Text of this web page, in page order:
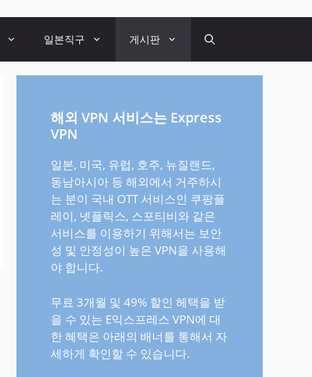
일본직구 게시판
해외 VPN 서비스는 Express
VPN
일본, 미국, 유럽, 호주, 뉴질랜드,
동남아시아 등 해외에서 거주하시
는 분이 국내 OTT 서비스인 쿠팡플
레이, 넷플릭스, 스포티비와 같은
서비스를 이용하기 위해서는 보안
성 및 안정성이 높은 VPN을 사용해
야 합니다.
무료 3개월 및 49% 할인 헤택을 받
을 수 있는 E익스프레스 VPN에 대
한 혜택은 아래의 배너를 통해서 자
세하게 확인할 수 있습니다.